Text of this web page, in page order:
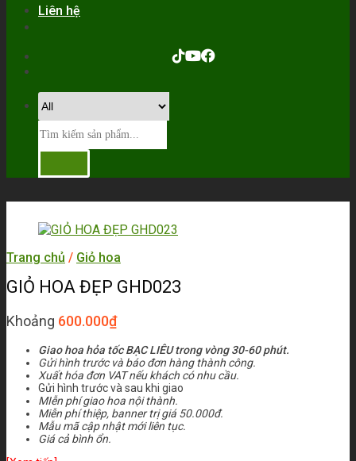
Liên hệ
Trang chủ / Giỏ hoa
GIỎ HOA ĐẸP GHD023
Khoảng 600.000₫
Giao hoa hỏa tốc BẠC LIÊU trong vòng 30-60 phút.
Gửi hình trước và báo đơn hàng thành công.
Xuất hóa đơn VAT nếu khách có nhu cầu.
Gửi hình trước và sau khi giao
MIễn phí giao hoa nội thành.
Miễn phí thiệp, banner trị giá 50.000đ.
Mẫu mã cập nhật mới liên tục.
Giá cả bình ổn.